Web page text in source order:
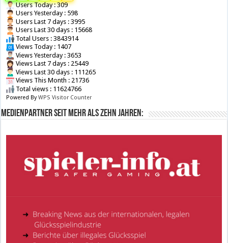
Users Today : 309
Users Yesterday : 598
Users Last 7 days : 3995
Users Last 30 days : 15668
Total Users : 3843914
Views Today : 1407
Views Yesterday : 3653
Views Last 7 days : 25449
Views Last 30 days : 111265
Views This Month : 21736
Total views : 11624766
Powered ByWPS Visitor Counter
Medienpartner seit mehr als zehn Jahren: